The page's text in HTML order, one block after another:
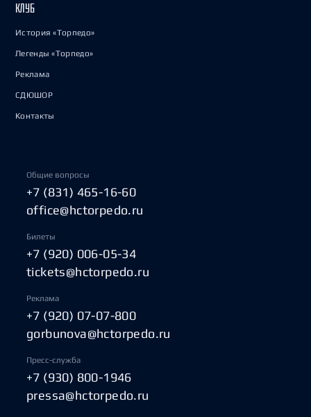
КЛУБ
История «Торпедо»
Легенды «Торпедо»
Реклама
СДЮШОР
Контакты
Общие вопросы
+7 (831) 465-16-60
office@hctorpedo.ru
Билеты
+7 (920) 006-05-34
tickets@hctorpedo.ru
Реклама
+7 (920) 07-07-800
gorbunova@hctorpedo.ru
Пресс-служба
+7 (930) 800-1946
pressa@hctorpedo.ru